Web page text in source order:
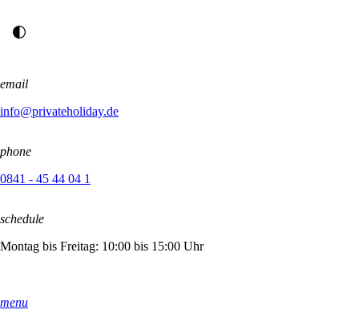
email
info@privateholiday.de
phone
0841 - 45 44 04 1
schedule
Montag bis Freitag: 10:00 bis 15:00 Uhr
menu